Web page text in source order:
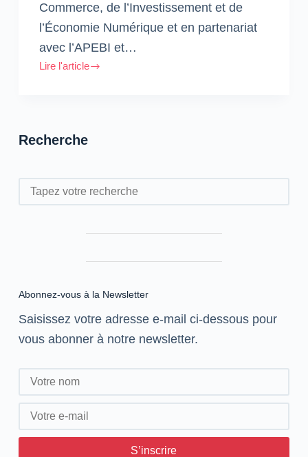
Commerce, de l’Investissement et de
l’Économie Numérique et en partenariat
avec l’APEBI et…
Lire l'article
La
et
aux
DIGITAL
Recherche
Rechercher
Abonnez-vous à la Newsletter
Saisissez votre adresse e-mail ci-dessous pour
vous abonner à notre newsletter.
S’inscrire